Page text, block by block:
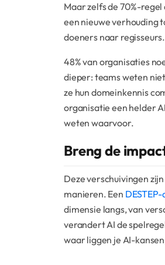
Maar zelfs de 70%-
een nieuwe verhouding
doeners naar
48% van organisaties
dieper: teams weten
ze hun domeinkennis
organisatie een helder
weten waarvoor.
Breng de
Deze verschuivingen
manieren. Een
dimensie langs, van
verandert AI de
waar liggen je AI-